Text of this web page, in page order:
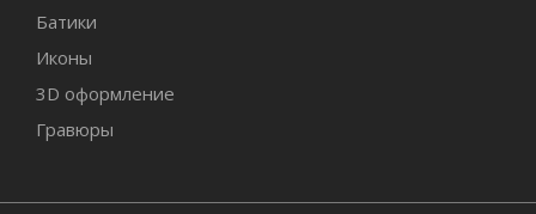
Батики
Иконы
3D оформление
Гравюры